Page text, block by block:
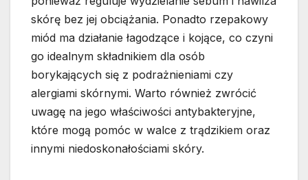
skórę bez jej obciążania. Ponadto rzepakowy
miód ma działanie łagodzące i kojące, co czyni
go idealnym składnikiem dla osób
borykających się z podrażnieniami czy
alergiami skórnymi. Warto również zwrócić
uwagę na jego właściwości antybakteryjne,
które mogą pomóc w walce z trądzikiem oraz
innymi niedoskonałościami skóry.